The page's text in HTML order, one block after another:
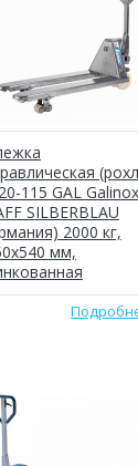
115 GAL Galinox
SILBERBLAU
2000 кг,
мм,